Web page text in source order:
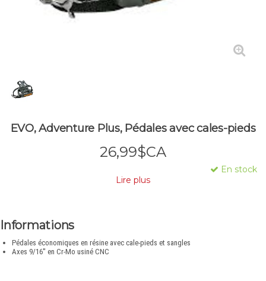
EVO, Adventure Plus, Pédales avec cales-pieds
26,99$CA
En stock
Lire plus
Informations
Pédales économiques en résine avec cale-pieds et sangles
Axes 9/16'' en Cr-Mo usiné CNC